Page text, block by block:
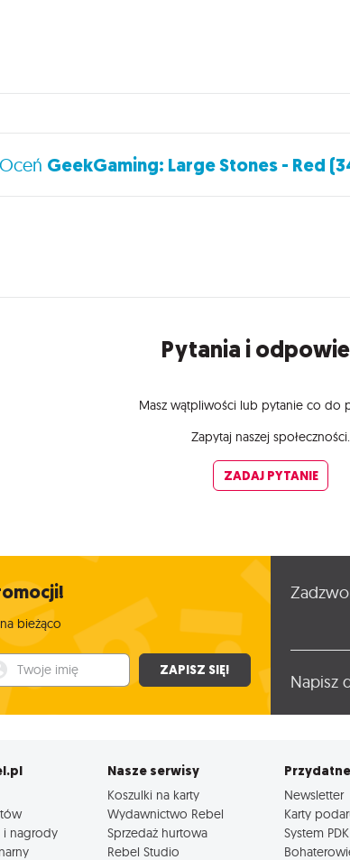
Oceń GeekGaming: Large Stones - Red
Pytania i
Masz wątpliwości lub pytanie co do
Zapytaj naszej społeczności.
ZADAJ PYTANIE
bieżąco
imię ZAPISZ SIĘ!
Napisz
i nagrody
Nasze serwisy
Koszulki na karty
Wydawnictwo Rebel
Sprzedaż hurtowa
Rebel Studio
Newsletter
Karty
System